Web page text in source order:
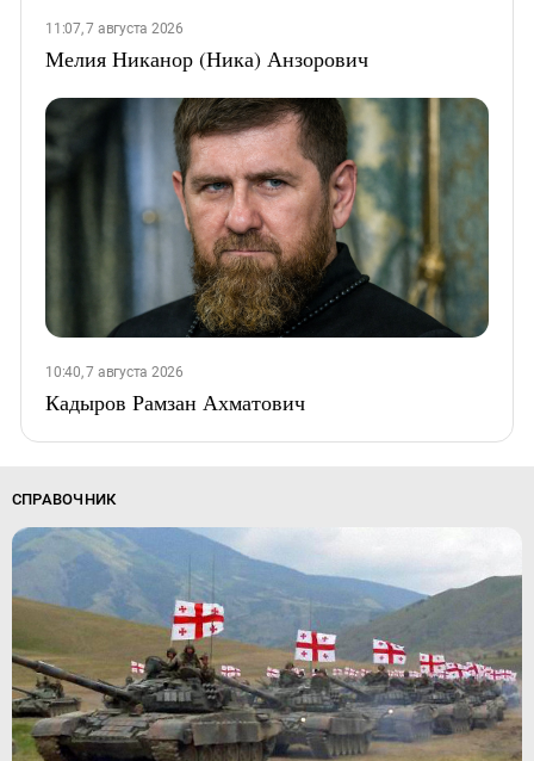
11:07, 7 августа 2026
Мелия Никанор (Ника) Анзорович
10:40, 7 августа 2026
Кадыров Рамзан Ахматович
СПРАВОЧНИК